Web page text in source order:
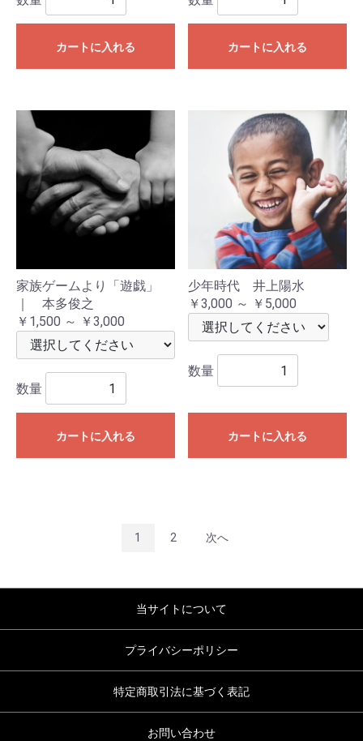
カートに入れる カートに入れる
家族ゲームより「遊戯」
｜ 本多俊之
￥1,500 ～ ￥3,000
数量
カートに入れる
少年時代 井上陽水
￥3,000 ～ ￥5,000
数量
カートに入れる
1 2 次へ
当サイトについて
プライバシーポリシー
特定商取引法に基づく表記
お問い合わせ